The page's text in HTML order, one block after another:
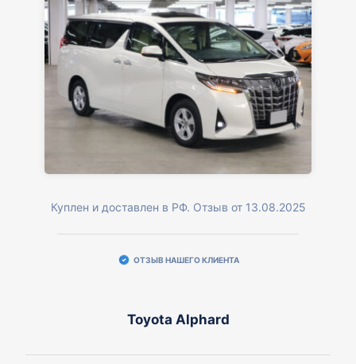
Куплен и доставлен в РФ. Отзыв от 13.08.2025
ОТЗЫВ НАШЕГО КЛИЕНТА
Toyota Alphard